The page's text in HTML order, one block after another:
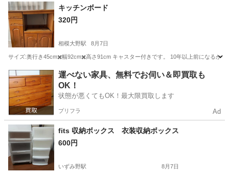
神奈川 横浜市 戸塚駅 椅子
キッチンボード
320円
相模大野駅 8月7日
サイズ:奥行き45cm✖️幅92cm✖️高さ91cm キャスター付きです。 10年以上前になるか
神奈川 相模原市 相模大野駅 収納家具
運べない家具、無料でお伺い＆即買取も
OK！
状態が悪くてもOK！最大限買取します
プリフラ Ad
fits 収納ボックス 衣装収納ボックス
600円
いずみ野駅 8月7日